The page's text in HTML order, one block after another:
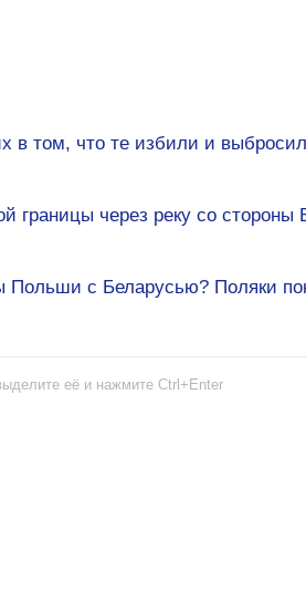
в том, что те избили и
границы через реку со стороны
Польши с Беларусью? Поляки
её и нажмите Ctrl+Enter